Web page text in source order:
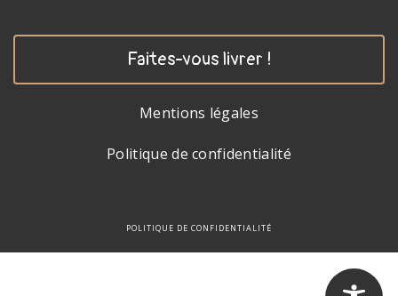
Faites-vous livrer !
Mentions légales
Politique de confidentialité
POLITIQUE DE CONFIDENTIALITÉ